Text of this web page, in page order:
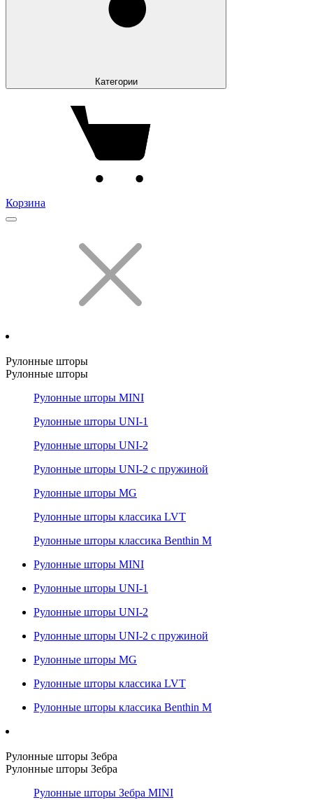
Категории
Корзина
Рулонные шторы
Рулонные шторы
Рулонные шторы MINI
Рулонные шторы UNI-1
Рулонные шторы UNI-2
Рулонные шторы UNI-2 с пружиной
Рулонные шторы MG
Рулонные шторы классика LVT
Рулонные шторы классика Benthin M
Рулонные шторы MINI
Рулонные шторы UNI-1
Рулонные шторы UNI-2
Рулонные шторы UNI-2 с пружиной
Рулонные шторы MG
Рулонные шторы классика LVT
Рулонные шторы классика Benthin M
Рулонные шторы Зебра
Рулонные шторы Зебра
Рулонные шторы Зебра MINI